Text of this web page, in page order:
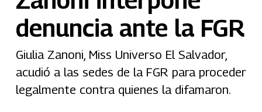
denuncia ante la FGR
Giulia Zanoni, Miss Universo El Salvador,
acudió a las sedes de la FGR para proceder
legalmente contra quienes la difamaron.